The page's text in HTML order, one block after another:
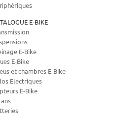
E-BIKE
E-Bike
E-Bike
et chambres E-Bike
Electriques
E-Bike